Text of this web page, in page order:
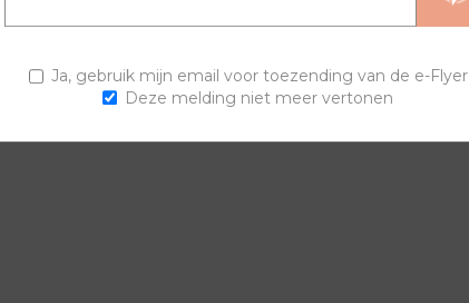
en horlogebanden voor een trendy horloge.
Ja, gebruik mijn email voor toezending van de e-Flyer
Deze melding niet meer vertonen